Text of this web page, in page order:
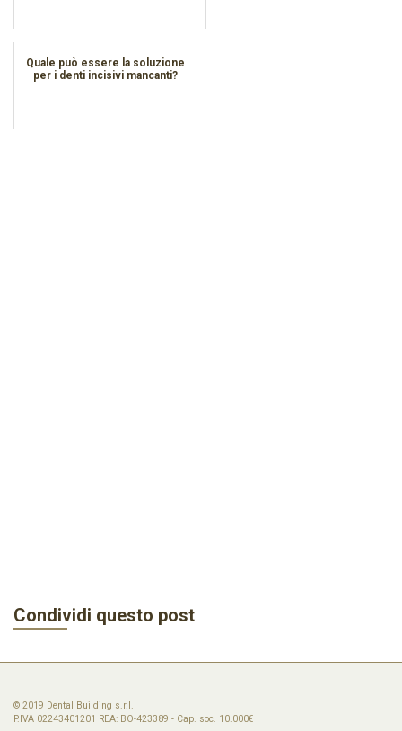
Quale può essere la soluzione
per i denti incisivi mancanti?
Condividi questo post
© 2019 Dental Building s.r.l.
P.IVA 02243401201 REA: BO-423389 - Cap. soc. 10.000€